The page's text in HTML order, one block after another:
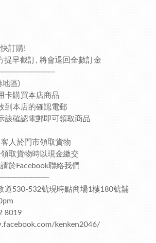
訂購!
提早截訂, 將會退回全數訂金
地區)
卡購買本店商品
到本店的確認電郵
該確認電郵即可領取商品
人於門市領取貨物
取貨物時以現金繳交
於Facebook聯絡我們
道530-532號現時點商場1樓180號舖
8019
kenken2046/